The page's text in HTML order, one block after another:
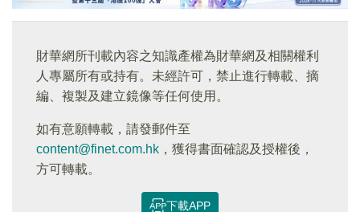
財華網所刊載內容之知識產權為財華網及相關權利
人專屬所有或持有。未經許可，禁止進行轉載、摘
編、複製及建立鏡像等任何使用。
如有意願轉載，請發郵件至
content@finet.com.hk ，獲得書面確認及授權後，
方可轉載。
下載APP